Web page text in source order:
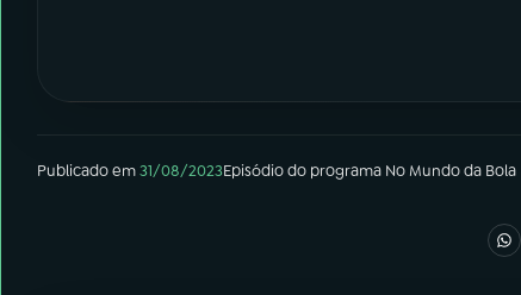
Publicado em31/08/2023Episódiodo programa No Mundo da Bola